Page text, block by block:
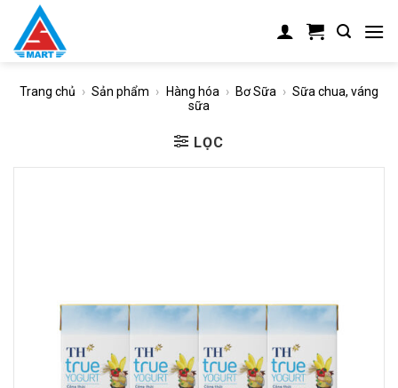
content
Trang chủ › Sản phẩm › Hàng hóa › Bơ Sữa › Sữa chua, váng
sữa
LỌC